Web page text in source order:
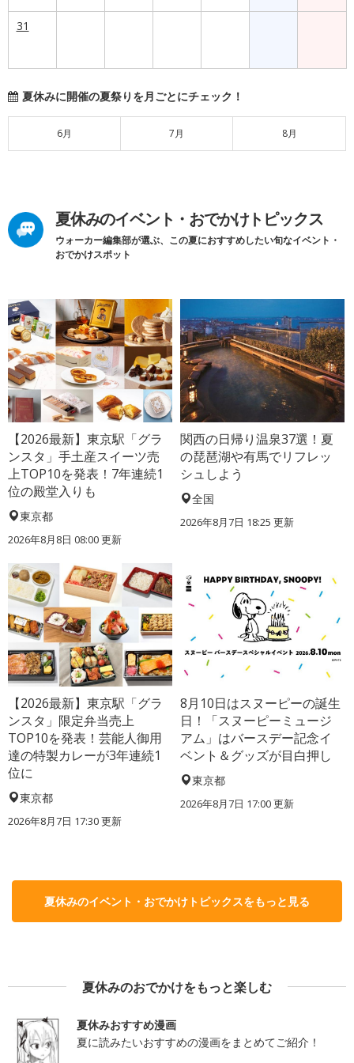
31
夏休みに開催の夏祭りを月ごとにチェック！
6月 7月 8月
夏休みのイベント・おでかけトピックス
ウォーカー編集部が選ぶ、この夏におすすめしたい旬なイベント・
おでかけスポット
【2026最新】東京駅「グラ
ンスタ」手土産スイーツ売
上TOP10を発表！7年連続1
位の殿堂入りも
東京都
2026年8月8日 08:00更新
関西の日帰り温泉37選！夏
の琵琶湖や有馬でリフレッ
シュしよう
全国
2026年8月7日 18:25 更新
【2026最新】東京駅「グラ
ンスタ」限定弁当売上
TOP10を発表！芸能人御用
達の特製カレーが3年連続1
位に
東京都
2026年8月7日 17:30更新
8月10日はスヌーピーの誕生
日！「スヌーピーミュージ
アム」はバースデー記念イ
ベント＆グッズが目白押し
東京都
2026年8月7日 17:00更新
夏休みのイベント・おでかけトピックスをもっと見る
夏休みのおでかけをもっと楽しむ
夏休みおすすめ漫画
夏に読みたいおすすめの漫画をまとめてご紹介！